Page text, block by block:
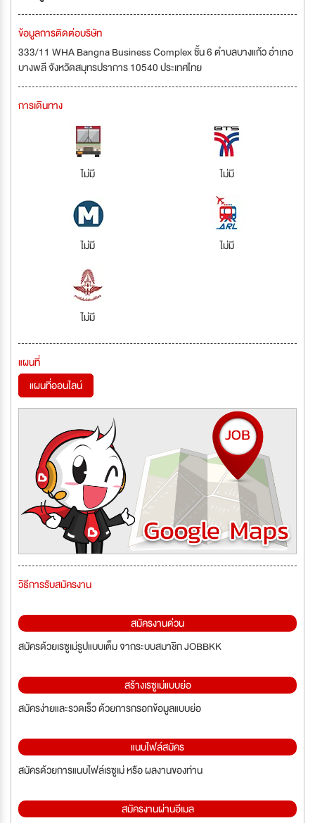
ข้อมูลการติดต่อบริษัท
333/11 WHA Bangna Business Complex ชั้น 6 ตำบลบางแก้ว อำเภอ
บางพลี จังหวัดสมุทรปราการ 10540 ประเทศไทย
การเดินทาง
ไม่มี ไม่มี
ไม่มี ไม่มี
ไม่มี
แผนที่
แผนที่ออนไลน์
วิธีการรับสมัครงาน
สมัครงานด่วน
สมัครด้วยเรซูเม่รูปแบบเต็ม จากระบบสมาชิก JOBBKK
สร้างเรซูเม่แบบย่อ
สมัครง่ายและรวดเร็ว ด้วยการกรอกข้อมูลแบบย่อ
แนบไฟล์สมัคร
สมัครด้วยการแนบไฟล์เรซูเม่ หรือ ผลงานของท่าน
สมัครงานผ่านอีเมล